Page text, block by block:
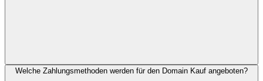
Welche Zahlungsmethoden werden für den Domain Kauf angeboten?